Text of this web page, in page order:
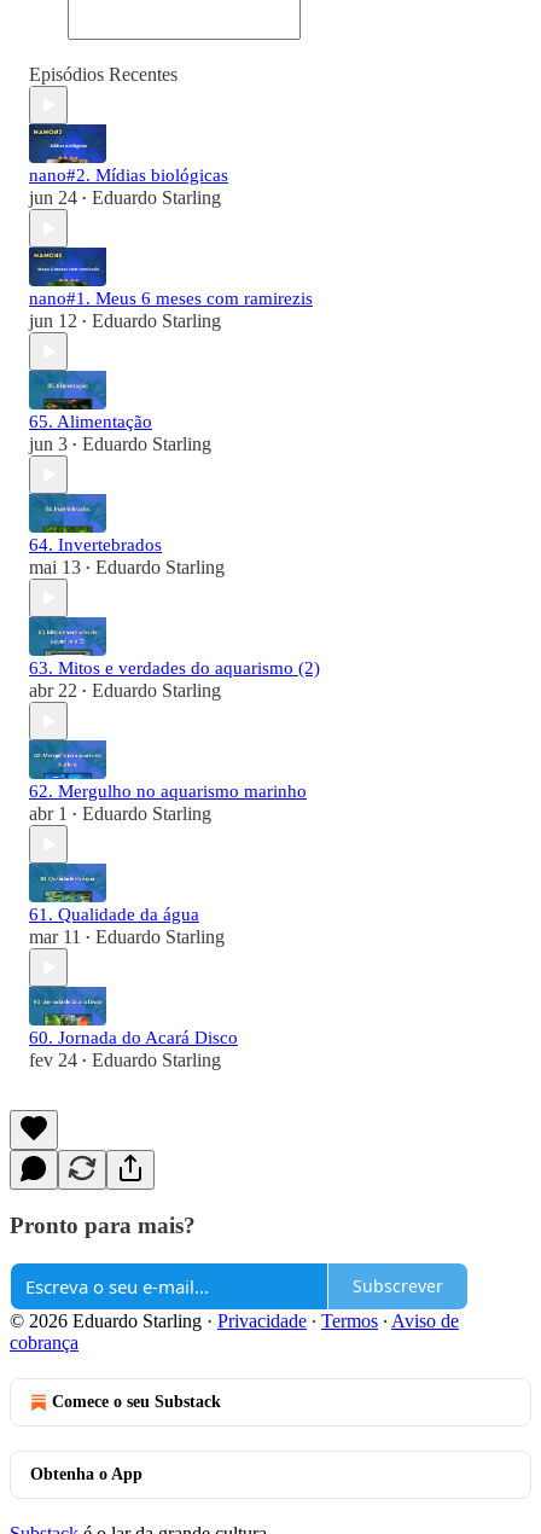
Episódios Recentes
nano#2. Mídias biológicas
jun 24 • Eduardo Starling
nano#1. Meus 6 meses com ramirezis
jun 12 • Eduardo Starling
65. Alimentação
jun 3 • Eduardo Starling
64. Invertebrados
mai 13 • Eduardo Starling
63. Mitos e verdades do aquarismo (2)
abr 22 • Eduardo Starling
62. Mergulho no aquarismo marinho
abr 1 • Eduardo Starling
61. Qualidade da água
mar 11 • Eduardo Starling
60. Jornada do Acará Disco
fev 24 • Eduardo Starling
Pronto para mais?
Subscrever
© 2026 Eduardo Starling · Privacidade ∙ Termos ∙ Aviso de
cobrança
Comece o seu Substack
Obtenha o App